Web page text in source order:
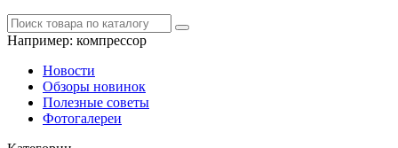
Например: компрессор
Новости
Обзоры новинок
Полезные советы
Фотогалереи